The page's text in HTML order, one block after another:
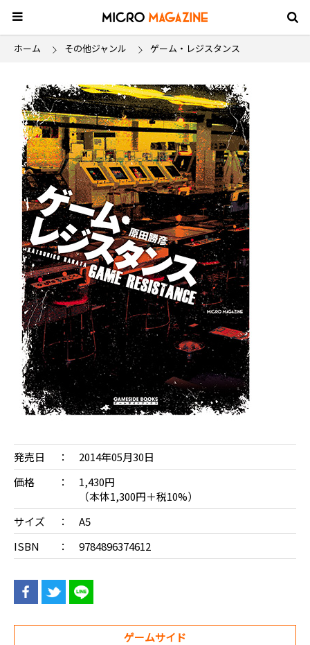
ホーム その他ジャンル ゲーム・レジスタンス
発売日
2014年05月30日
価格
1,430円
（本体1,300円＋税10%）
サイズ
A5
ISBN
9784896374612
ゲームサイド